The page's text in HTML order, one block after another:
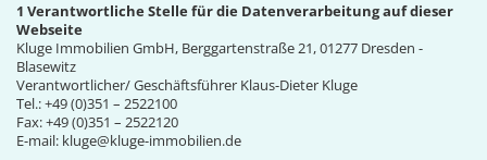
1 Verantwortliche Stelle für die Datenverarbeitung auf dieser
Webseite
Kluge Immobilien GmbH, Berggartenstraße 21, 01277 Dresden -
Blasewitz
Verantwortlicher/ Geschäftsführer Klaus-Dieter Kluge
Tel.: +49 (0)351 – 2522100
Fax: +49 (0)351 – 2522120
E-mail: kluge@kluge-immobilien.de